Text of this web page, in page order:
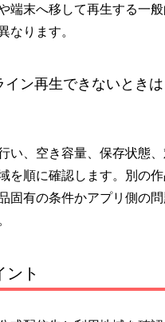
端末へ移して再生する一
なります。
ン再生できないときは
い、空き容量、保存状態
を順に確認します。別の
固有の条件かアプリ側の
ント